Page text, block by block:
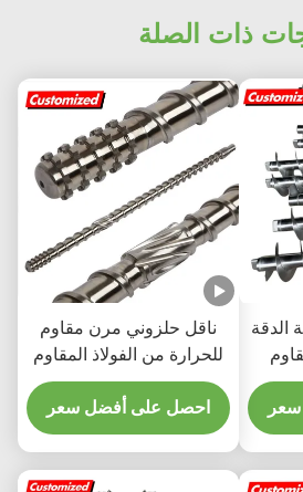
ذات الصلة
الدقة
ناقل حلزوني مرن مقاوم
للحرارة من الفولاذ المقاوم
للصدأ مخصص لتعدين
الطاقة
احصل على أفضل سعر